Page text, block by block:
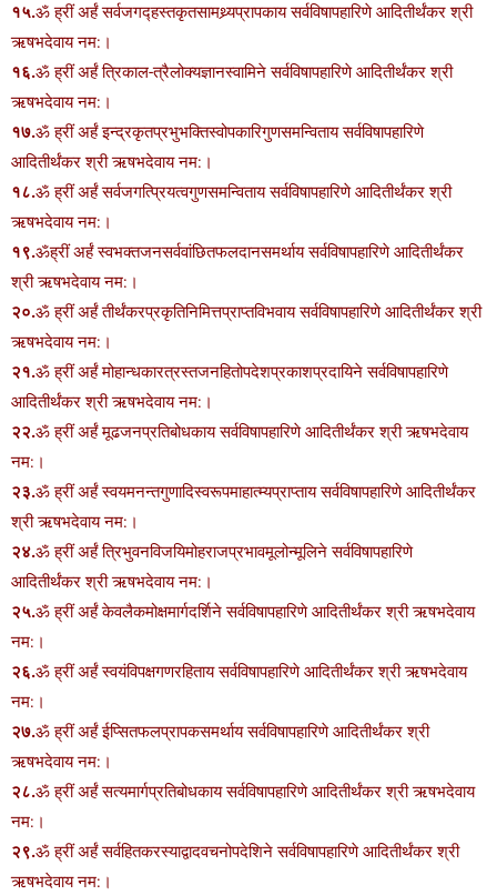
१५.ॐ ह्रीं अर्हं सर्वजगद्हस्तकृतसामथ्र्यप्रापकाय सर्वविषापहारिणे आदितीर्थंकर श्री
ऋषभदेवाय नम:।
१६.ॐ ह्रीं अर्हं त्रिकाल-त्रैलोक्यज्ञानस्वामिने सर्वविषापहारिणे आदितीर्थंकर श्री
ऋषभदेवाय नम:।
१७.ॐ ह्रीं अर्हं इन्द्रकृतप्रभुभक्तिस्वोपकारिगुणसमन्विताय सर्वविषापहारिणे
आदितीर्थंकर श्री ऋषभदेवाय नम:।
१८.ॐ ह्रीं अर्हं सर्वजगत्प्रियत्वगुणसमन्विताय सर्वविषापहारिणे आदितीर्थंकर श्री
ऋषभदेवाय नम:।
१९.ॐह्रीं अर्हं स्वभक्तजनसर्ववांछितफलदानसमर्थाय सर्वविषापहारिणे आदितीर्थंकर
श्री ऋषभदेवाय नम:।
२०.ॐ ह्रीं अर्हं तीर्थंकरप्रकृतिनिमित्तप्राप्तविभवाय सर्वविषापहारिणे आदितीर्थंकर श्री
ऋषभदेवाय नम:।
२१.ॐ ह्रीं अर्हं मोहान्धकारत्रस्तजनहितोपदेशप्रकाशप्रदायिने सर्वविषापहारिणे
आदितीर्थंकर श्री ऋषभदेवाय नम:।
२२.ॐ ह्रीं अर्हं मूढजनप्रतिबोधकाय सर्वविषापहारिणे आदितीर्थंकर श्री ऋषभदेवाय
नम:।
२३.ॐ ह्रीं अर्हं स्वयमनन्तगुणादिस्वरूपमाहात्म्यप्राप्ताय सर्वविषापहारिणे आदितीर्थंकर
श्री ऋषभदेवाय नम:।
२४.ॐ ह्रीं अर्हं त्रिभुवनविजयिमोहराजप्रभावमूलोन्मूलिने सर्वविषापहारिणे
आदितीर्थंकर श्री ऋषभदेवाय नम:।
२५.ॐ ह्रीं अर्हं केवलैकमोक्षमार्गदर्शिने सर्वविषापहारिणे आदितीर्थंकर श्री ऋषभदेवाय
नम:।
२६.ॐ ह्रीं अर्हं स्वयंविपक्षगणरहिताय सर्वविषापहारिणे आदितीर्थंकर श्री ऋषभदेवाय
नम:।
२७.ॐ ह्रीं अर्हं ईप्सितफलप्रापकसमर्थाय सर्वविषापहारिणे आदितीर्थंकर श्री
ऋषभदेवाय नम:।
२८.ॐ ह्रीं अर्हं सत्यमार्गप्रतिबोधकाय सर्वविषापहारिणे आदितीर्थंकर श्री ऋषभदेवाय
नम:।
२९.ॐ ह्रीं अर्हं सर्वहितकरस्याद्वादवचनोपदेशिने सर्वविषापहारिणे आदितीर्थंकर श्री
ऋषभदेवाय नम:।